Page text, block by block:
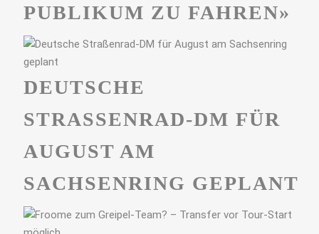
PUBLIKUM ZU FAHREN»
DEUTSCHE
STRASSENRAD-DM FÜR A
UGUST AM S
ACHSENRING GEPLANT